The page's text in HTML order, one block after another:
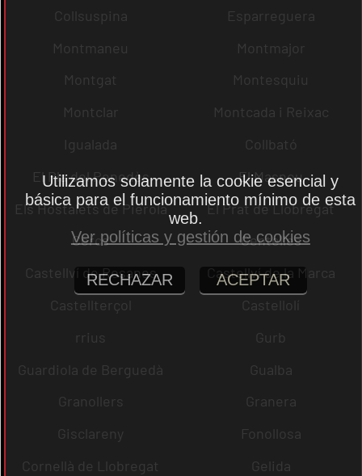
Collsuspina
Esparreguera
Montmaneu
Montmajor
Montgat
Montesquiu
Montclar
Montcada i Reixac
Igualada
Collbató
El Pla del Penedès
El Masnou
Els Hostalets de Pierola
El Prat de Llobregat
Cercs
Centelles
Castellví de Rosanes
Castellví de la Marca
Castellterçol
Castellolí
rrius
Gurb
Guardiola de Berguedà
Gualba
Granollers
Granera
Gisclareny
Fonollosa
Cornellà de Llobregat
Gelida
Utilizamos solamente la cookie esencial y
básica para el funcionamiento mínimo de esta
web.
Ver políticas y gestión de cookies
RECHAZAR ACEPTAR